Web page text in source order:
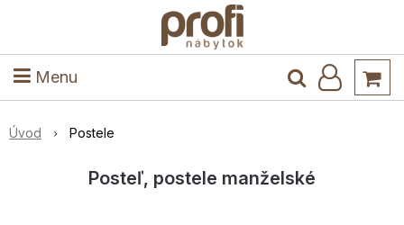
Menu
Kuchyňa a jedáleň
Úvod Postele
Posteľ, postele manželské